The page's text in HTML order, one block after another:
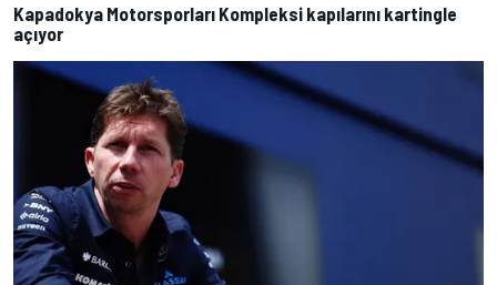
Kapadokya Motorsporları Kompleksi kapılarını kartingle
açıyor